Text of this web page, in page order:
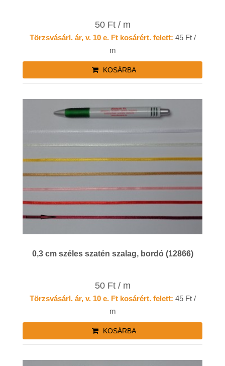
50 Ft / m
Törzsvásárl. ár, v. 10 e. Ft kosárért. felett: 45 Ft /
m
KOSÁRBA
0,3 cm széles szatén szalag, bordó (12866)
50 Ft / m
Törzsvásárl. ár, v. 10 e. Ft kosárért. felett: 45 Ft /
m
KOSÁRBA